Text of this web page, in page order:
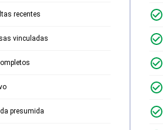
recentes
vinculadas
presumida